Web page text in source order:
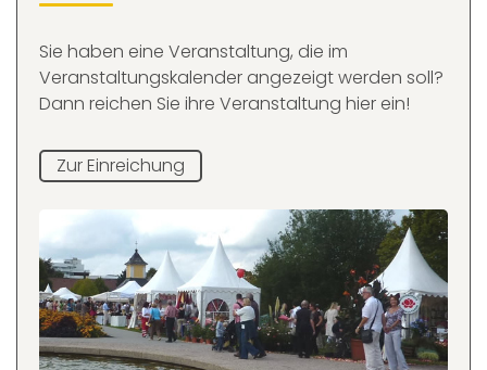
Sie haben eine Veranstaltung, die im
Veranstaltungskalender angezeigt werden soll?
Dann reichen Sie ihre Veranstaltung hier ein!
Zur Einreichung